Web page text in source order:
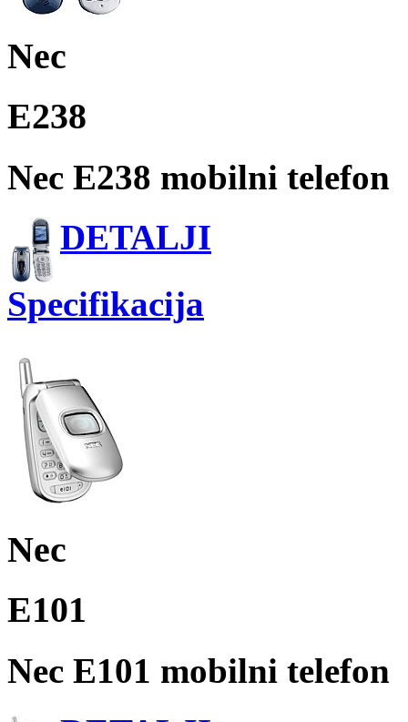
Nec
E238
Nec E238 mobilni telefon
DETALJI
Specifikacija
Nec
E101
Nec E101 mobilni telefon